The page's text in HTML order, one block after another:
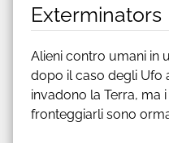
Exterminators
Alieni contro umani in
dopo il caso degli Ufo
invadono la Terra, ma
fronteggiarli sono